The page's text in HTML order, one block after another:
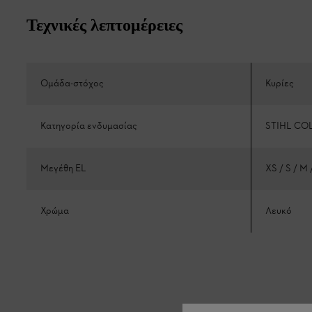
Τεχνικές λεπτομέρειες
Ομάδα-στόχος Κυρίες
Κατηγορία ενδυμασίας STIHL
Μεγέθη EL XS / S / M
Χρώμα Λευκό